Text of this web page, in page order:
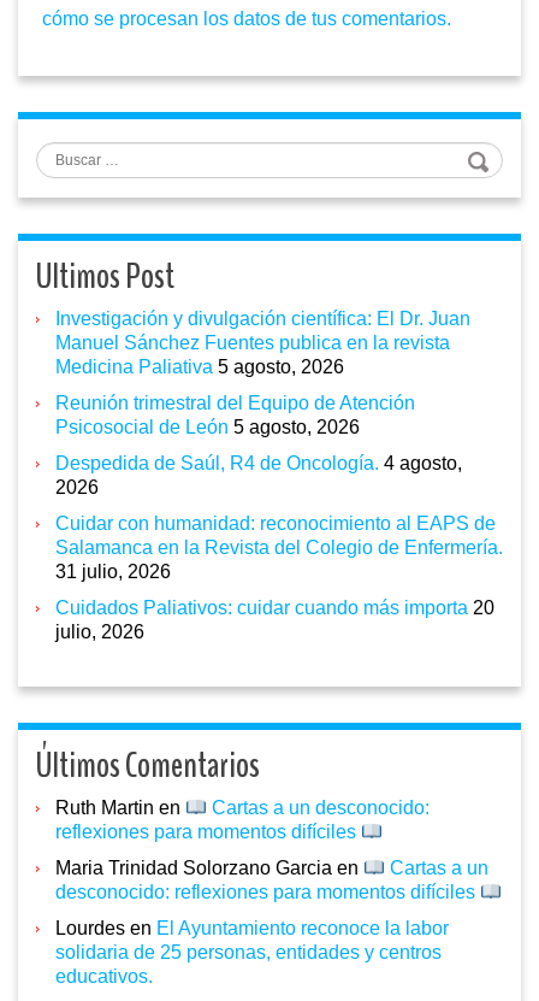
cómo se procesan los datos de tus comentarios.
Buscar
Ultimos Post
Investigación y divulgación científica: El Dr. Juan
Manuel Sánchez Fuentes publica en la revista
Medicina Paliativa 5 agosto, 2026
Reunión trimestral del Equipo de Atención
Psicosocial de León 5 agosto, 2026
Despedida de Saúl, R4 de Oncología. 4 agosto,
2026
Cuidar con humanidad: reconocimiento al EAPS de
Salamanca en la Revista del Colegio de Enfermería.
31 julio, 2026
Cuidados Paliativos: cuidar cuando más importa 20
julio, 2026
Últimos Comentarios
Ruth Martin en
Cartas a un desconocido:
reflexiones para momentos difíciles
Maria Trinidad Solorzano Garcia en
Cartas a un
desconocido: reflexiones para momentos difíciles
Lourdes en El Ayuntamiento reconoce la labor
solidaria de 25 personas, entidades y centros
educativos.